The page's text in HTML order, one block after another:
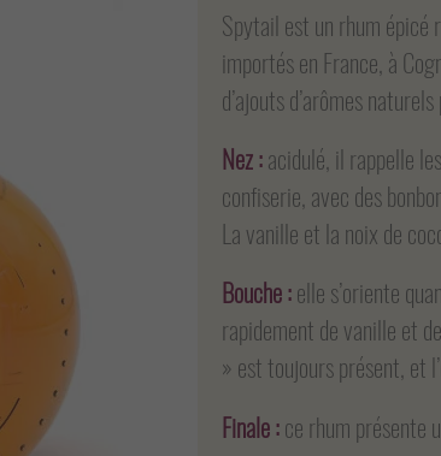
Spytail est un rhum épicé
importés en France, à
d’ajouts d’arômes
Nez :acidulé, il rappelle
confiserie, avec des
La vanille et la noix de
Bouche :elle s’oriente
rapidement de vanille et
» est toujours présent, et
Finale :ce rhum présente